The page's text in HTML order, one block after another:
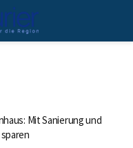
Mit Sanierung und